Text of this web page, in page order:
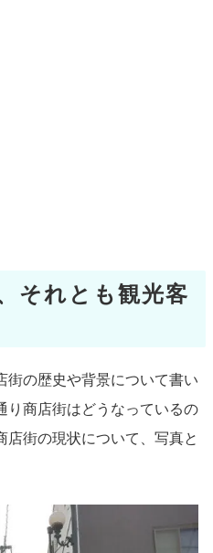
それとも観光客
街の歴史や背景について書い
り商店街はどうなっているの
街の現状について、写真と